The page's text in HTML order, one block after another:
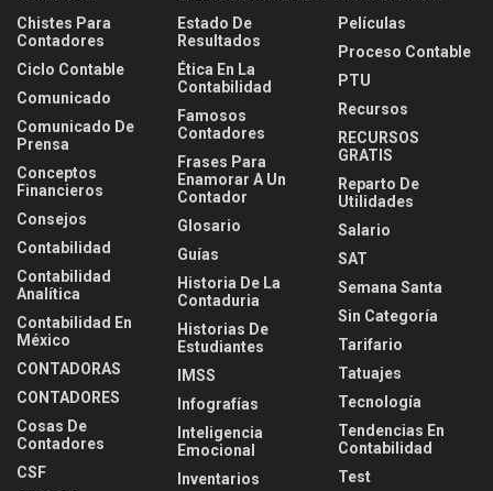
Chistes Para
Contadores
Ciclo Contable
Comunicado
Comunicado De
Prensa
Conceptos
Financieros
Consejos
Contabilidad
Contabilidad
Analítica
Contabilidad En
México
CONTADORAS
CONTADORES
Cosas De
Contadores
CSF
Estado De
Resultados
Ética En La
Contabilidad
Famosos
Contadores
Frases Para
Enamorar A Un
Contador
Glosario
Guías
Historia De La
Contaduria
Historias De
Estudiantes
IMSS
Infografías
Inteligencia
Emocional
Inventarios
Películas
Proceso Contable
PTU
Recursos
RECURSOS
GRATIS
Reparto De
Utilidades
Salario
SAT
Semana Santa
Sin Categoría
Tarifario
Tatuajes
Tecnología
Tendencias En
Contabilidad
Test